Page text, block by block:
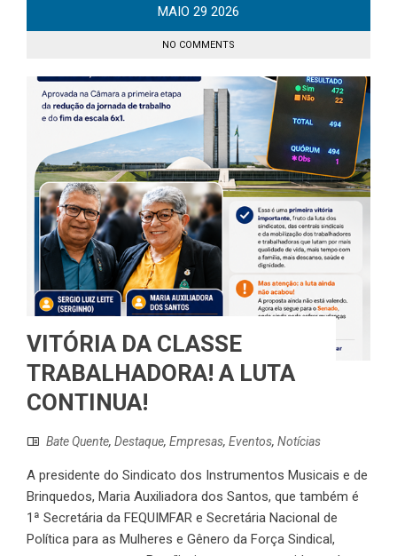
MAIO 29 2026
NO COMMENTS
VITÓRIA DA CLASSE
TRABALHADORA! A LUTA
CONTINUA!
Bate Quente, Destaque, Empresas, Eventos, Notícias
A presidente do Sindicato dos Instrumentos Musicais e de
Brinquedos, Maria Auxiliadora dos Santos, que também é
1ª Secretária da FEQUIMFAR e Secretária Nacional de
Política para as Mulheres e Gênero da Força Sindical,